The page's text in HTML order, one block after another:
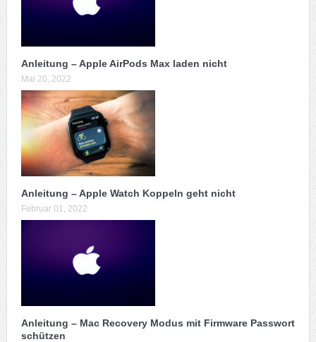
Anleitung – Apple AirPods Max laden nicht
Mai 20, 2022
Anleitung – Apple Watch Koppeln geht nicht
Februar 01, 2022
Anleitung – Mac Recovery Modus mit Firmware Passwort
schützen